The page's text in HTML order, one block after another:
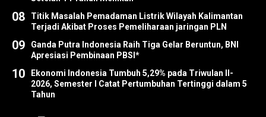
08
Titik Masalah Pemadaman Listrik Wilayah Kalimantan
Terjadi Akibat Proses Pemeliharaan jaringan PLN
09
Ganda Putra Indonesia Raih Tiga Gelar Beruntun, BNI
Apresiasi Pembinaan PBSI*
10
Ekonomi Indonesia Tumbuh 5,29% pada Triwulan II-
2026, Semester I Catat Pertumbuhan Tertinggi dalam 5
Tahun